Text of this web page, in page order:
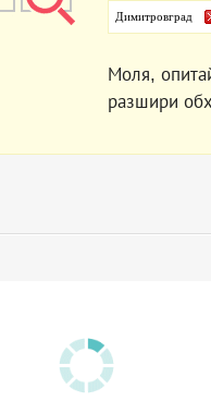
Димитровград
Моля,
разшири